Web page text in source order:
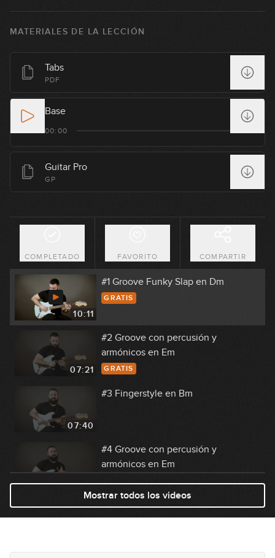
MATERIALES DE LA LECCIÓN
Tabs
PDF
Base
00:00
Guitar Pro
GP
COMPLETADO FAVORITO COMPARTIR
10:11
#1 Groove Funky Slap en Dm
GRATIS
07:21
#2 Groove con percusión y
armónicos en Em
GRATIS
07:40
#3 Fingerstyle en Bm
10:00
#4 Groove con percusión y
armónicos en Em
#5 Línea melódica con mute en F#m
Mostrar todos los videos